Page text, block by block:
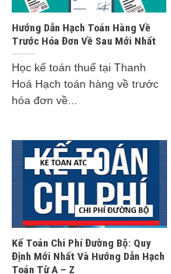
Hướng Dẫn Hạch Toán Hàng Về
Trước Hóa Đơn Về Sau Mới Nhất
Học kế toán thuế tại Thanh
Hoá Hạch toán hàng về trước
hóa đơn về...
Kế Toán Chi Phí Đường Bộ: Quy
Định Mới Nhất Và Hướng Dẫn Hạch
Toán Từ A – Z